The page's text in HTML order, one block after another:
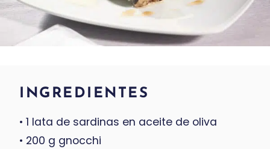
INGREDIENTES
• 1 lata de sardinas en aceite de oliva
• 200 g gnocchi